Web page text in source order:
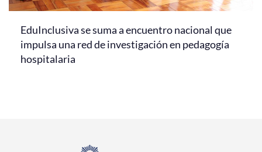
EduInclusiva se suma a encuentro nacional que
impulsa una red de investigación en pedagogía
hospitalaria